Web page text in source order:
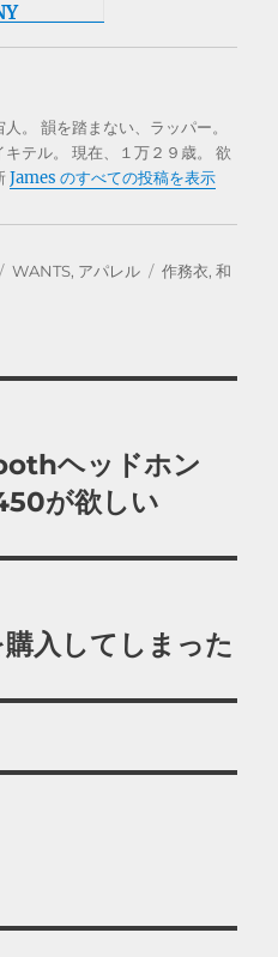
。 韻を踏まない、ラッパー。
テル。 現在、１万２９歳。 欲
James のすべての投稿を表示
カ
WANTS, アパレル
タ
作務衣,和
ヘッドホン
が欲しい
入してしまった